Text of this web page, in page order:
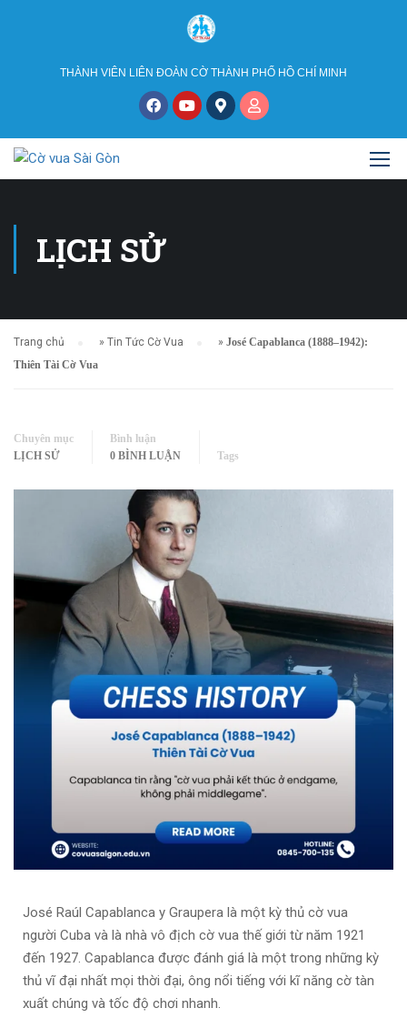
THÀNH VIÊN LIÊN ĐOÀN CỜ THÀNH PHỐ HỒ CHÍ MINH
LỊCH SỬ
Trang chủ » Tin Tức Cờ Vua » José Capablanca (1888–1942):
Thiên Tài Cờ Vua
Chuyên mục
LỊCH SỬ
Bình luận
0 BÌNH LUẬN
Tags
José Raúl Capablanca y Graupera là một kỳ thủ cờ vua
người Cuba và là nhà vô địch cờ vua thế giới từ năm 1921
đến 1927. Capablanca được đánh giá là một trong những kỳ
thủ vĩ đại nhất mọi thời đại, ông nổi tiếng với kĩ năng cờ tàn
xuất chúng và tốc độ chơi nhanh.